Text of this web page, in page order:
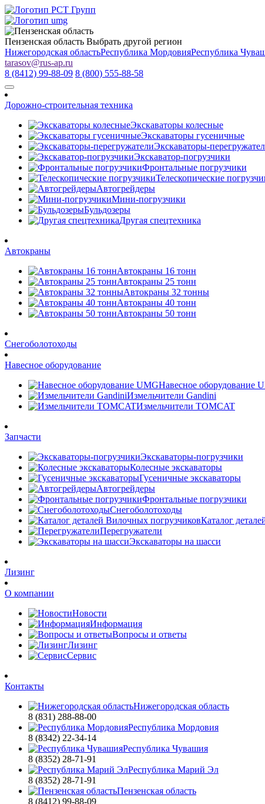
Пензенская область Выбрать другой регион
Нижегородская областьРеспублика МордовияРеспублика
tarasov@rus-ap.ru
8 (8412) 99-88-09 8 (800) 555-88-58
Дорожно-строительная техника
Экскаваторы колесные
Экскаваторы гусеничные
Экскаваторы-
Экскаватор-погрузчики
Фронтальные погрузчики
Телескопические
Автогрейдеры
Мини-погрузчики
Бульдозеры
Другая спецтехника
Автокраны
Автокраны 16 тонн
Автокраны 25 тонн
Автокраны 32 тонны
Автокраны 40 тонн
Автокраны 50 тонн
Снегоболотоходы
Навесное оборудование
Навесное оборудование
Измельчители Gandini
Измельчители TOMCAT
Запчасти
Экскаваторы-погрузчики
Колесные экскаваторы
Гусеничные экскаваторы
Автогрейдеры
Фронтальные погрузчики
Снегоболотоходы
Каталог
Перегружатели
Экскаваторы на шасси
Лизинг
О компании
Новости
Информация
Вопросы и ответы
Лизинг
Сервис
Контакты
Нижегородская область
8 (831) 288-88-00
Республика Мордовия
8 (8342) 22-34-14
Республика Чувашия
8 (8352) 28-71-91
Республика Марий Эл
8 (8352) 28-71-91
Пензенская область
8 (8412) 99-88-09